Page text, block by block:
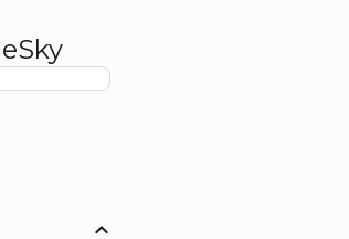
expand_less